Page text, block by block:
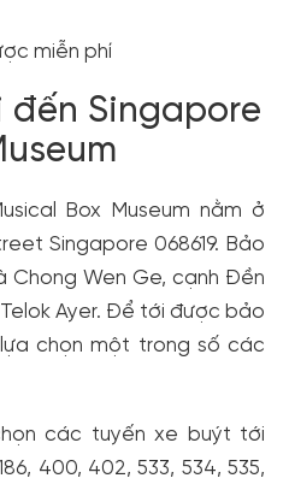
miễn phí
đến Singapore
Box Museum nằm ở
Singapore 068619. Bảo
Wen Ge, cạnh Đền
Ayer. Để tới được bảo
chọn một trong số các
các tuyến xe buýt tới
400, 402, 533, 534, 535,